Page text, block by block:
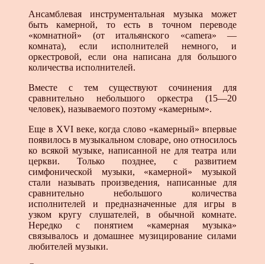
Ансамблевая инструментальная музыка может
быть камерной, то есть в точном переводе
«комнатной» (от итальянского «camera» —
комната), если исполнителей немного, и
оркестровой, если она написана для большого
количества исполнителей.
Вместе с тем существуют сочинения для
сравнительно небольшого оркестра (15—20
человек), называемого поэтому «камерным».
Еще в XVI веке, когда слово «камерный» впервые
появилось в музыкальном словаре, оно относилось
ко всякой музыке, написанной не для театра или
церкви. Только позднее, с развитием
симфонической музыки, «камерной» музыкой
стали называть произведения, написанные для
сравнительно небольшого количества
исполнителей и предназначенные для игры в
узком кругу слушателей, в обычной комнате.
Нередко с понятием «камерная музыка»
связывалось и домашнее музицирование силами
любителей музыки.